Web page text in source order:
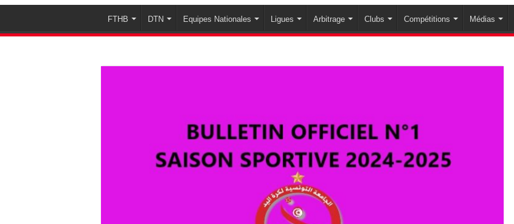
FTHB DTN Equipes Nationales Ligues Arbitrage Clubs Compétitions Médias